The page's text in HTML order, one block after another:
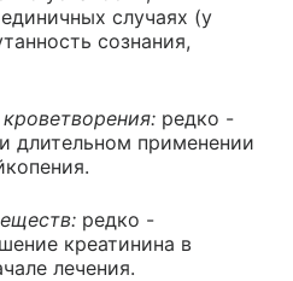
случаях (у
сознания,
редко -
длительном применении
редко -
креатинина в
лечения.